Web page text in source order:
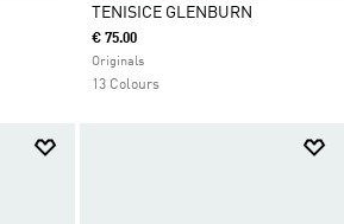
TENISICE GLENBURN
€ 75.00
Originals
13 Colours